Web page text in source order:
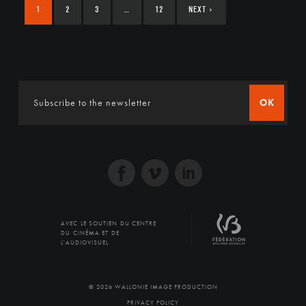
1 2 3 12 NEXT ›
OK
AVEC LE SOUTIEN DU CENTRE
DU CINÉMA ET DE
L'AUDIOVISUEL
© 2026 WALLONIE IMAGE PRODUCTION
PRIVACY POLICY